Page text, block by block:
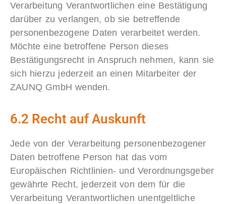
Verarbeitung Verantwortlichen eine Bestätigung
darüber zu verlangen, ob sie betreffende
personenbezogene Daten verarbeitet werden.
Möchte eine betroffene Person dieses
Bestätigungsrecht in Anspruch nehmen, kann sie
sich hierzu jederzeit an einen Mitarbeiter der
ZAUNQ GmbH wenden.
6.2 Recht auf Auskunft
Jede von der Verarbeitung personenbezogener
Daten betroffene Person hat das vom
Europäischen Richtlinien- und Verordnungsgeber
gewährte Recht, jederzeit von dem für die
Verarbeitung Verantwortlichen unentgeltliche